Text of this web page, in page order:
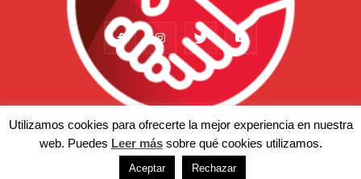
Actualidad Somos Temas Afiliación
Prensa
© Copyright 2022 - UGT-Asturias. Aviso legal | Política de privacidad
Utilizamos cookies para ofrecerte la mejor experiencia en nuestra
web. Puedes Leer mássobre qué cookies utilizamos.
Aceptar Rechazar